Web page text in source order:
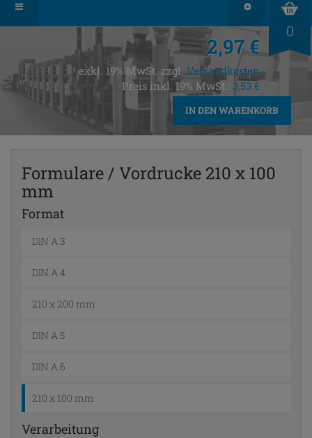
0
2,97 €
exkl. 19% MwSt. zzgl. Versandkosten
Preis inkl. 19% MwSt.: 3,53 €
IN DEN WARENKORB
Formulare / Vordrucke 210 x 100
mm
Format
DIN A 3
DIN A 4
210 x 200 mm
DIN A 5
DIN A 6
210 x 100 mm
Verarbeitung